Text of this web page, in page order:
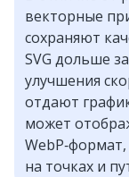
векторные
сохраняют
SVG дольше
улучшения
отдают
может
на точках и